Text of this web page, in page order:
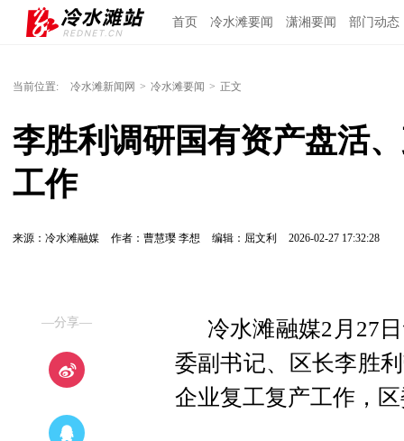
首页 冷水滩要闻 潇湘要闻 部门动态
当前位置: 冷水滩新闻网 > 冷水滩要闻 > 正文
李胜利调研国有资产盘活
工作
来源：冷水滩融媒 作者：曹慧璎 李想 编辑：屈文利 2026-02-27 17:32:28
—分享—
冷水滩融媒2月27
委副书记、区长李胜
企业复工复产工作，